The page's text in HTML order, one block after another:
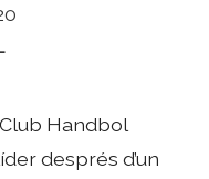
Handbol
després d’un